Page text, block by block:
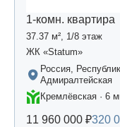
1-комн. квартира
37.37 м², 1/8 этаж
ЖК «Statum»
Россия,
Адмиралтейская
Кремлёвская · 6
11 960 000 ₽320